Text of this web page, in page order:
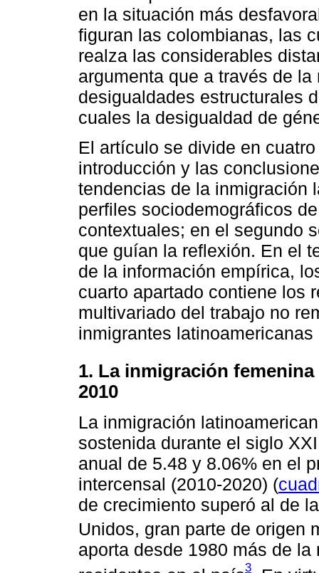
en la situación más
figuran las colombianas, las
realza las considerables
argumenta que a través de
desigualdades estructurales
cuales la desigualdad de
El artículo se divide en
introducción y las
tendencias de la inmigración
perfiles sociodemográficos
contextuales; en el segundo
que guían la reflexión. En el
de la información empírica,
cuarto apartado contiene los
multivariado del trabajo no
inmigrantes latinoamericanas
1. La inmigración
2010
La inmigración
sostenida durante el siglo
anual de 5.48 y 8.06% en el
intercensal (2010-2020) (
de crecimiento superó al de
Unidos, gran parte de origen
aporta desde 1980 más de
3